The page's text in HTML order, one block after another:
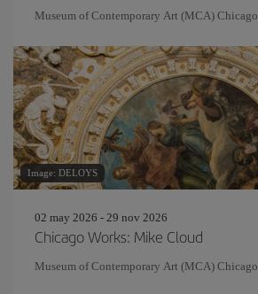
Museum of Contemporary Art (MCA) Chicago
Image: DELOYS
02 may 2026 - 29 nov 2026
Chicago Works: Mike Cloud
Museum of Contemporary Art (MCA) Chicago